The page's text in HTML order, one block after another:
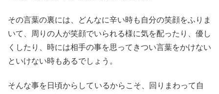
その言葉の裏には、どんなに辛い時も自分の笑顔をふりま
いて、周りの人が笑顔でいられる様に気を配ったり、優し
くしたり、時には相手の事を思ってきつい言葉をかけない
といけない時もあるでしょう。
そんな事を日頃からして いるからこそ、回りまわって自